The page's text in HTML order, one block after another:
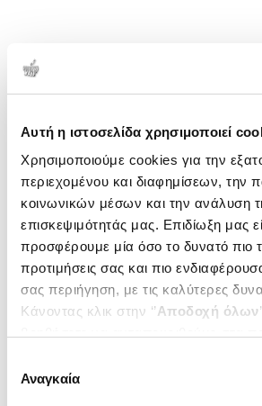
Αυτή η ιστοσελίδα χρησιμοποιεί
Χρησιμοποιούμε cookies για την
περιεχομένου και διαφημίσεων, την
κοινωνικών μέσων και την ανάλυση
επισκεψιμότητάς μας. Επιδίωξη μας
προσφέρουμε μία όσο το δυνατό πιο
προτιμήσεις σας και πιο
σας περιήγηση, με τις καλύτερες
Κάνοντας κλικ στην ‘’Αποδοχή όλων
ενδιαφέρουν και να επιλέξετε από
΄΄και να
συγκατάθεσης
Αναγκαία